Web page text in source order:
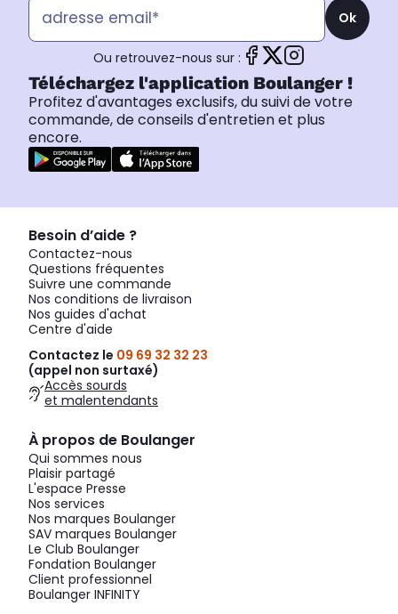
Ok
Ou retrouvez-nous sur :
Téléchargez l'application Boulanger !
Profitez d'avantages exclusifs, du suivi de votre
commande, de conseils d'entretien et plus
encore.
Besoin d’aide ?
Contactez-nous
Questions fréquentes
Suivre une commande
Nos conditions de livraison
Nos guides d'achat
Centre d'aide
Contactez le 09 69 32 32 23
(appel non surtaxé)
Accès sourds
et malentendants
À propos de Boulanger
Qui sommes nous
Plaisir partagé
L'espace Presse
Nos services
Nos marques Boulanger
SAV marques Boulanger
Le Club Boulanger
Fondation Boulanger
Client professionnel
Boulanger INFINITY